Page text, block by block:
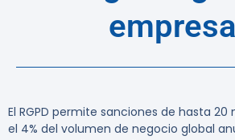
El RGPD permite sanciones de hasta 20
el 4% del volumen de negocio global